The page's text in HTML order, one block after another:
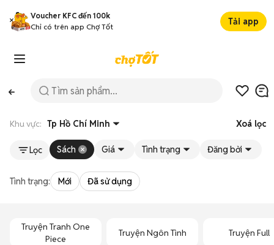
Voucher KFC đến 100k
Chỉ có trên app Chợ Tốt
Tải app
Khu vực: Tp Hồ Chí Minh Xoá lọc
Lọc Sách Giá Tình trạng Đăng bởi
Tình trạng: Mới Đã sử dụng
Truyện Tranh One
Piece
Truyện Ngôn Tình Truyện Full